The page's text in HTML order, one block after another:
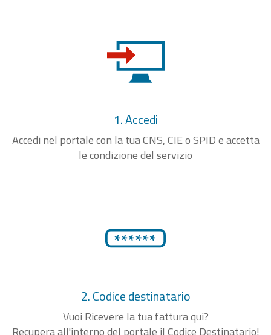
1. Accedi
Accedi nel portale con la tua CNS, CIE o SPID e accetta
le condizione del servizio
2. Codice destinatario
Vuoi Ricevere la tua fattura qui?
Recupera all'interno del portale il Codice Destinatario!